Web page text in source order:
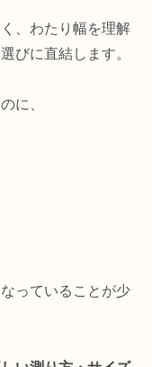
、わたり幅を理解
びに直結します。
に、
っていることが少